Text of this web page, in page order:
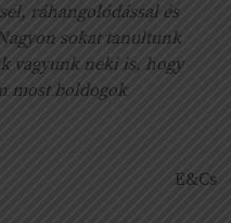
ráhangolódással és
sokat tanultunk
vagyunk neki is, hogy
most boldogok
E&Cs